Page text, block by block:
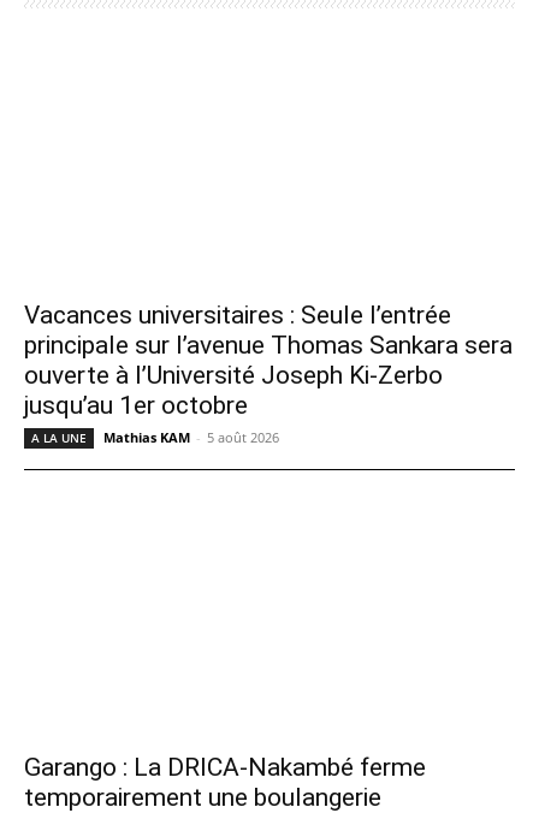
Vacances universitaires : Seule l’entrée
principale sur l’avenue Thomas Sankara sera
ouverte à l’Université Joseph Ki-Zerbo
jusqu’au 1er octobre
A LA UNE Mathias KAM - 5 août 2026
Garango : La DRICA-Nakambé ferme
temporairement une boulangerie